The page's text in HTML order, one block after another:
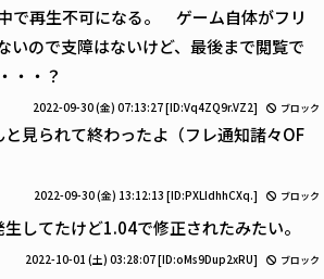
で再生不可になる。 ゲーム自体がフリ
いので支障はないけど、最後まで閲覧で
・・？
2022-09-30 (金) 07:13:27[ID:Vq4ZQ9r.VZ2] ブロック
と見られて終わったよ（フレ通知諸々OF
2022-09-30 (金) 13:12:13 [ID:PXLIdhhCXq.] ブロック
生してたけど1.04で修正されたみたい。
2022-10-01 (土) 03:28:07[ID:oMs9Dup2xRU] ブロック